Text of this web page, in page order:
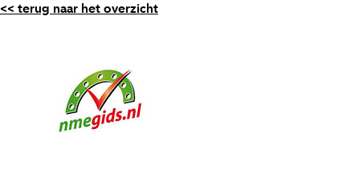
<< terug naar het overzicht